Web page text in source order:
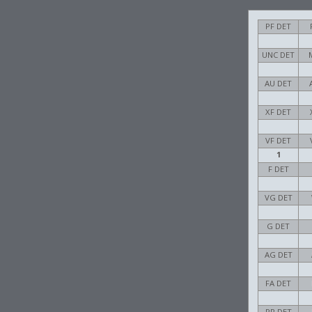
PF DET
UNC DET
AU DET
XF DET
VF DET
1
F DET
VG DET
G DET
AG DET
FA DET